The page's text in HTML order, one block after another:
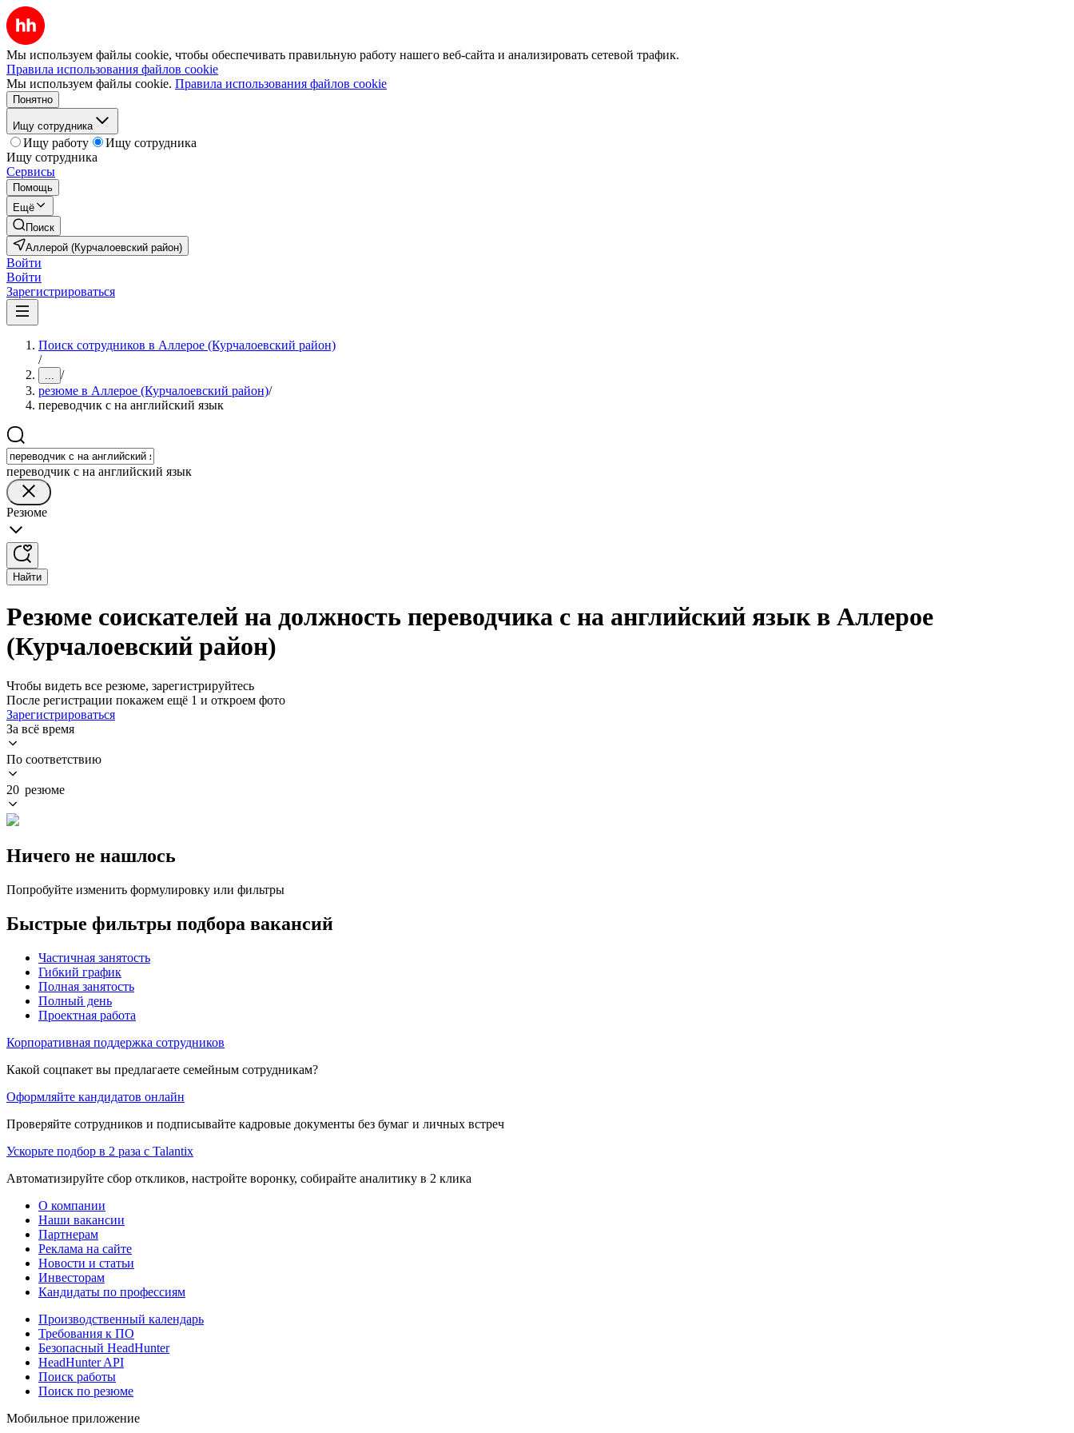
Мы используем файлы cookie, чтобы обеспечивать правильную работу нашего веб-сайта и анализировать сетевой трафик.
Правила использования файлов cookie
Мы используем файлы cookie. Правила использования файлов cookie
Понятно
Ищу сотрудника
Ищу работу
Ищу сотрудника
Ищу сотрудника
Сервисы
Помощь
Ещё
Поиск
Аллерой (Курчалоевский район)
Войти
Войти
Зарегистрироваться
Поиск сотрудников в Аллерое (Курчалоевский район)
/
... /
резюме в Аллерое (Курчалоевский район)/
переводчик с на английский язык
переводчик с на английский язык
Резюме
Найти
Резюме соискателей на должность переводчика с на английский язык в Аллерое
(Курчалоевский район)
Чтобы видеть все резюме, зарегистрируйтесь
После регистрации покажем ещё 1 и откроем фото
Зарегистрироваться
За всё время
По соответствию
20 резюме
Ничего не нашлось
Попробуйте изменить формулировку или фильтры
Быстрые фильтры подбора вакансий
Частичная занятость
Гибкий график
Полная занятость
Полный день
Проектная работа
Корпоративная поддержка сотрудников
Какой соцпакет вы предлагаете семейным сотрудникам?
Оформляйте кандидатов онлайн
Проверяйте сотрудников и подписывайте кадровые документы без бумаг и личных встреч
Ускорьте подбор в 2 раза с Talantix
Автоматизируйте сбор откликов, настройте воронку, собирайте аналитику в 2 клика
О компании
Наши вакансии
Партнерам
Реклама на сайте
Новости и статьи
Инвесторам
Кандидаты по профессиям
Производственный календарь
Требования к ПО
Безопасный HeadHunter
HeadHunter API
Поиск работы
Поиск по резюме
Мобильное приложение